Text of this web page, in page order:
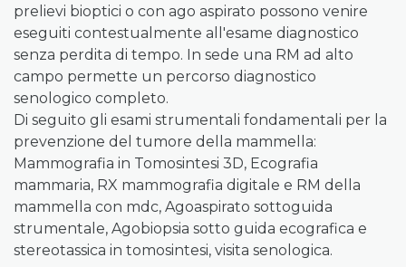
prelievi bioptici o con ago aspirato possono venire
eseguiti contestualmente all'esame diagnostico
senza perdita di tempo. In sede una RM ad alto
campo permette un percorso diagnostico
senologico completo.
Di seguito gli esami strumentali fondamentali per la
prevenzione del tumore della mammella:
Mammografia in Tomosintesi 3D, Ecografia
mammaria, RX mammografia digitale e RM della
mammella con mdc, Agoaspirato sottoguida
strumentale, Agobiopsia sotto guida ecografica e
stereotassica in tomosintesi, visita senologica.